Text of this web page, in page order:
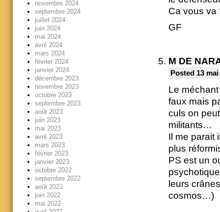
Ca vous va
GF
M DE
Posted 13
Le
faux mais
culs on
militants…
Il me parait
plus
PS est un
leurs
cosmos…)
novembre 2024
septembre 2024
juillet 2024
juin 2024
mai 2024
avril 2024
mars 2024
février 2024
janvier 2024
décembre 2023
novembre 2023
octobre 2023
septembre 2023
août 2023
juin 2023
mai 2023
avril 2023
mars 2023
février 2023
janvier 2023
octobre 2022
septembre 2022
août 2022
juin 2022
mai 2022